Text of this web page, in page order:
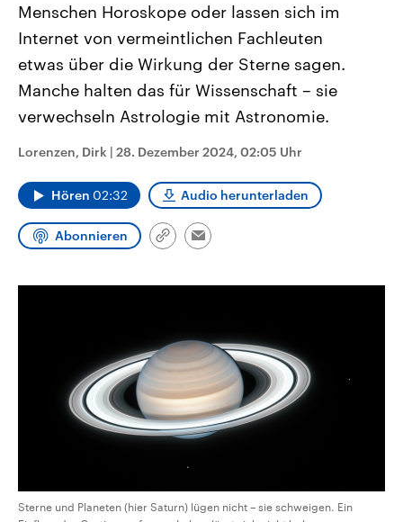
USA
Aktuelle Beiträge, Analysen und
Hintergründe
Wirtschaftlich und militärisch
gehören die Vereinigten Staaten zu
den mächtigsten Ländern der Erde,
mit großem Einfluss auf das
Nahostkonflikt
Aktuelle Lage und
Der Überfall der
Terrororganisation Hamas
Oktober 2023 auf Israel
Region wieder die Gewalt
Israel möchte die Hamas
Libanon vom Iran
Menschen Horoskope oder lassen sich im
Internet von vermeintlichen Fachleuten
etwas über die Wirkung der Sterne sagen.
Manche halten das für Wissenschaft – sie
verwechseln Astrologie mit Astronomie.
Lorenzen, Dirk | 28. Dezember 2024, 02:05 Uhr
Hören 02:32 Audio herunterladen
Abonnieren
Link
Email
Sterne und Planeten (hier Saturn) lügen nicht – sie schweigen. Ein